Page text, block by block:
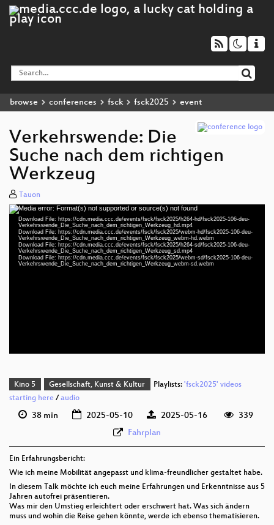
browse conferences fsck fsck2025 event
Verkehrswende: Die
Suche nach dem richtigen
Werkzeug
Tauon
Video
Player
Media error: Format(s) not supported or source(s) not found
Download File: https://cdn.media.ccc.de/events/fsck/fsck2025/h264-hd/fsck2025-106-deu-
Verkehrswende_Die_Suche_nach_dem_richtigen_Werkzeug_hd.mp4
Download File: https://cdn.media.ccc.de/events/fsck/fsck2025/webm-hd/fsck2025-106-deu-
Verkehrswende_Die_Suche_nach_dem_richtigen_Werkzeug_webm-hd.webm
Download File: https://cdn.media.ccc.de/events/fsck/fsck2025/h264-sd/fsck2025-106-deu-
Verkehrswende_Die_Suche_nach_dem_richtigen_Werkzeug_sd.mp4
Download File: https://cdn.media.ccc.de/events/fsck/fsck2025/webm-sd/fsck2025-106-deu-
Verkehrswende_Die_Suche_nach_dem_richtigen_Werkzeug_webm-sd.webm
deu 1080p (mp4)
Kino 5 Gesellschaft, Kunst & Kultur Playlists: 'fsck2025' videos
starting here /audio
38 min 2025-05-10 2025-05-16
339
Fahrplan
Ein Erfahrungsbericht:
Wie ich meine Mobilität angepasst und klima-freundlicher gestaltet habe.
In diesem Talk möchte ich euch meine Erfahrungen und Erkenntnisse aus 5
Jahren autofrei präsentieren.
Was mir den Umstieg erleichtert oder erschwert hat. Was sich ändern
muss und wohin die Reise gehen könnte, werde ich ebenso thematisieren.